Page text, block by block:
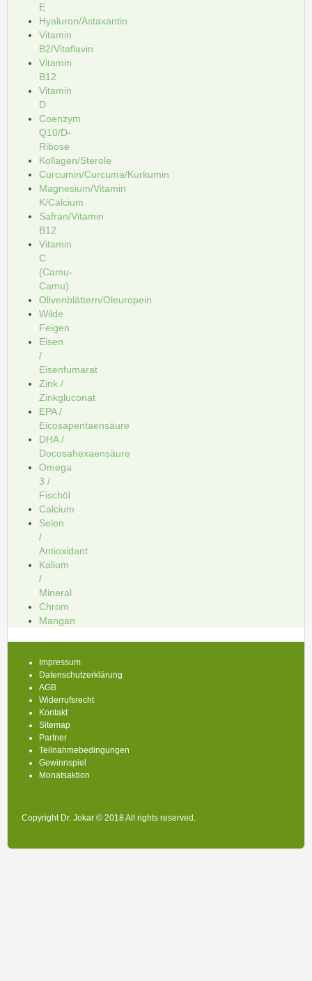
E
Hyaluron/Astaxantin
Vitamin
B2/Vitaflavin
Vitamin
B12
Vitamin
D
Coenzym
Q10/D-
Ribose
Kollagen/Sterole
Curcumin/Curcuma/Kurkumin
Magnesium/Vitamin
K/Calcium
Safran/Vitamin
B12
Vitamin
C
(Camu-
Camu)
Olivenblättern/Oleuropein
Wilde
Feigen
Eisen
/
Eisenfumarat
Zink /
Zinkgluconat
EPA /
Eicosapentaensäure
DHA /
Docosahexaensäure
Omega
3 /
Fischöl
Calcium
Selen
/
Antioxidant
Kalium
/
Mineral
Chrom
Mangan
Impressum
Datenschutzerklärung
AGB
Widerrufsrecht
Kontakt
Sitemap
Partner
Teilnahmebedingungen
Gewinnspiel
Monatsaktion
Copyright Dr. Jokar © 2018 All rights reserved.